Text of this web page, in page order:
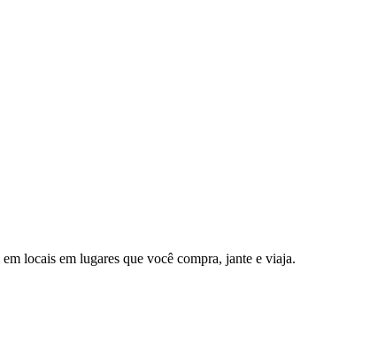
locais em lugares que você compra, jante e viaja.